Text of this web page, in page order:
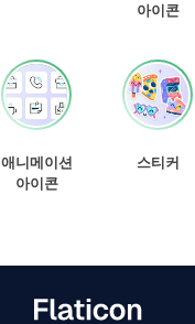
아이콘
애니메이션
아이콘
스티커